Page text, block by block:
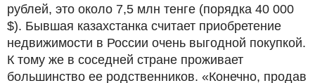
рублей, это около 7,5 млн тенге (порядка 40 000
$). Бывшая казахстанка считает приобретение
недвижимости в России очень выгодной покупкой.
К тому же в соседней стране проживает
большинство ее родственников. «Конечно, продав